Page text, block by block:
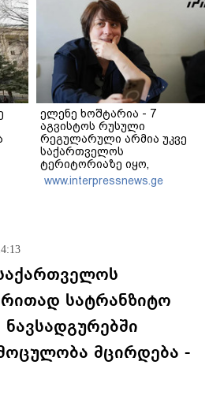
ელენე ხოშტარია - 7
აგვისტოს რუსული
რეგულარული არმია უკვე
საქართველოს
ტერიტორიაზე იყო,
გვქონდა მსხვერპლი - ვერც
რუსები და ვერც ქართველი
www.interpressnews.ge
სატრანზიტო
მცირდება -